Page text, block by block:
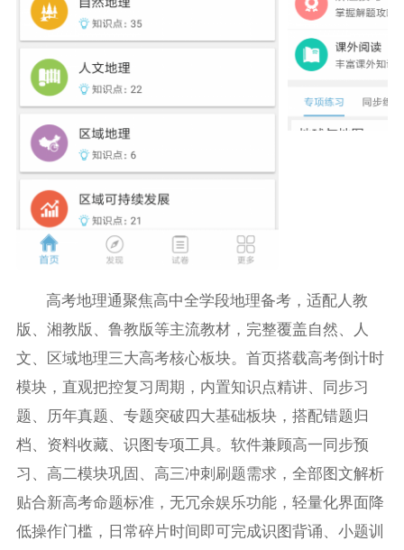
高考地理通聚焦高中全学段地理备考，适配人教
版、湘教版、鲁教版等主流教材，完整覆盖自然、人
文、区域地理三大高考核心板块。首页搭载高考倒计时
模块，直观把控复习周期，内置知识点精讲、同步习
题、历年真题、专题突破四大基础板块，搭配错题归
档、资料收藏、识图专项工具。软件兼顾高一同步预
习、高二模块巩固、高三冲刺刷题需求，全部图文解析
贴合新高考命题标准，无冗余娱乐功能，轻量化界面降
低操作门槛，日常碎片时间即可完成识图背诵、小题训